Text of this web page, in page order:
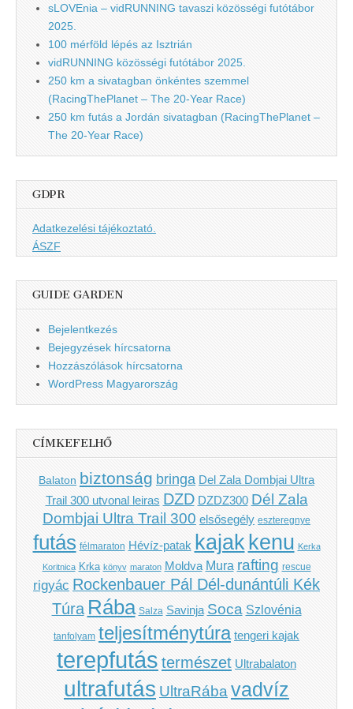
sLOVEnia – vidRUNNING tavaszi közösségi futótábor
2025.
100 mérföld lépés az Isztrián
vidRUNNING közösségi futótábor 2025.
250 km a sivatagban önkéntes szemmel
(RacingThePlanet – The 20-Year Race)
250 km futás a Jordán sivatagban (RacingThePlanet –
The 20-Year Race)
GDPR
Adatkezelési tájékoztató.
ÁSZF
GUIDE GARDEN
Bejelentkezés
Bejegyzések hírcsatorna
Hozzászólások hírcsatorna
WordPress Magyarország
CÍMKEFELHŐ
Balaton biztonság bringa Del Zala Dombjai Ultra
Trail 300 utvonal leiras DZD DZDZ300 Dél Zala
Dombjai Ultra Trail 300 elsősegély eszteregnye
futás félmaraton Hévíz-patak kajak kenu Kerka
Koritnica Krka könyv maraton Moldva Mura rafting rescue
rigyác Rockenbauer Pál Dél-dunántúli Kék
Túra Rába Salza Savinja Soca Szlovénia
tanfolyam teljesítménytúra tengeri kajak
terepfutás természet Ultrabalaton
ultrafutás UltraRábavadvíz